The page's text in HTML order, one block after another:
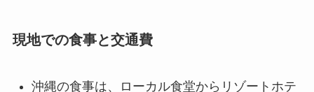
現地での食事と交通費
沖縄の食事は、ローカル食堂からリゾートホテ